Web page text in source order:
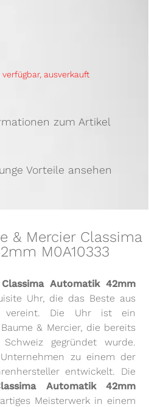
ausverkauft
zum Artikel
Vorteile ansehen
& Mercier Classima
M0A10333
Automatik 42mm
Uhr, die das Beste aus
vereint. Die Uhr ist ein
& Mercier, die bereits
gegründet wurde.
zu einem der
weltweit führenden Uhrenhersteller entwickelt. Die
Automatik 42mm
Meisterwerk in einem